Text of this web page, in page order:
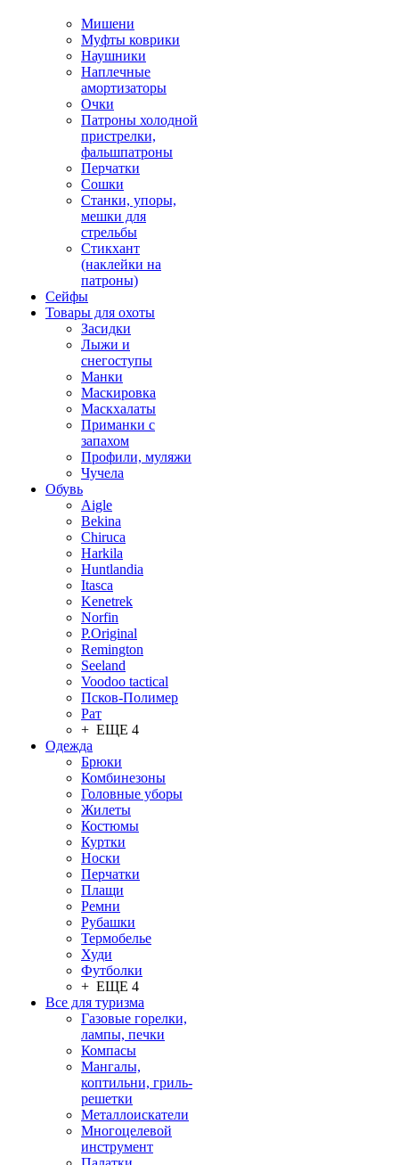
Мишени
Муфты коврики
Наушники
Наплечные
амортизаторы
Очки
Патроны холодной
пристрелки,
фальшпатроны
Перчатки
Сошки
Станки, упоры,
мешки для
стрельбы
Стикхант
(наклейки на
патроны)
Сейфы
Товары для охоты
Засидки
Лыжи и
снегоступы
Манки
Маскировка
Маскхалаты
Приманки с
запахом
Профили, муляжи
Чучела
Обувь
Aigle
Bekina
Chiruсa
Harkila
Huntlandia
Itasca
Kenetrek
Norfin
P.Original
Remington
Seeland
Voodoo tactical
Псков-Полимер
Рат
+ ЕЩЕ 4
Одежда
Брюки
Комбинезоны
Головные уборы
Жилеты
Костюмы
Куртки
Носки
Перчатки
Плащи
Ремни
Рубашки
Термобелье
Худи
Футболки
+ ЕЩЕ 4
Все для туризма
Газовые горелки,
лампы, печки
Компасы
Мангалы,
коптильни, гриль-
решетки
Металлоискатели
Многоцелевой
инструмент